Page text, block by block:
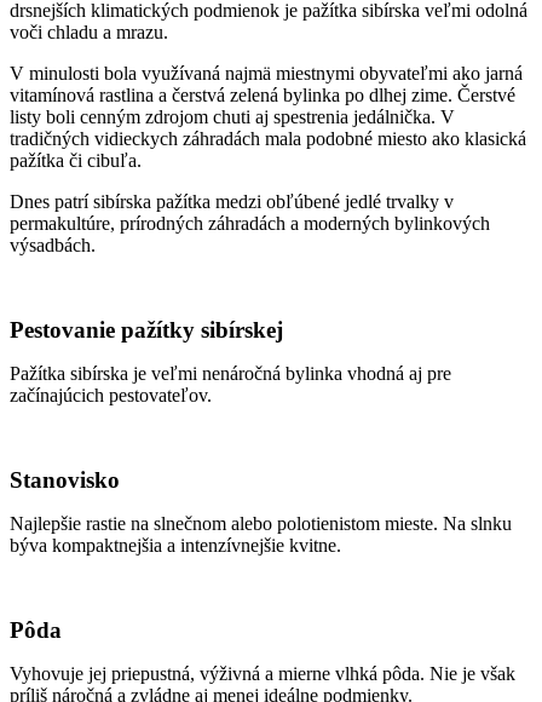
drsnejších klimatických podmienok je pažítka sibírska veľmi odolná
voči chladu a mrazu.
V minulosti bola využívaná najmä miestnymi obyvateľmi ako jarná
vitamínová rastlina a čerstvá zelená bylinka po dlhej zime. Čerstvé
listy boli cenným zdrojom chuti aj spestrenia jedálnička. V
tradičných vidieckych záhradách mala podobné miesto ako klasická
pažítka či cibuľa.
Dnes patrí sibírska pažítka medzi obľúbené jedlé trvalky v
permakultúre, prírodných záhradách a moderných bylinkových
výsadbách.
Pestovanie pažítky sibírskej
Pažítka sibírska je veľmi nenáročná bylinka vhodná aj pre
začínajúcich pestovateľov.
Stanovisko
Najlepšie rastie na slnečnom alebo polotienistom mieste. Na slnku
býva kompaktnejšia a intenzívnejšie kvitne.
Pôda
Vyhovuje jej priepustná, výživná a mierne vlhká pôda. Nie je však
príliš náročná a zvládne aj menej ideálne podmienky.